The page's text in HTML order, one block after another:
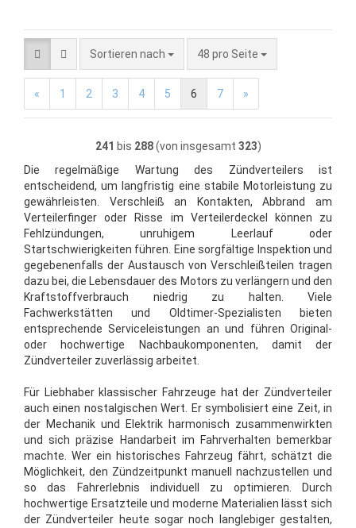
Sortieren nach
Sortieren nach 48 pro Seite
pro Seite
« 1 2 3 4 5 6 7 »
241 bis 288(von insgesamt 323)
Die regelmäßige Wartung des Zündverteilers ist
entscheidend, um langfristig eine stabile Motorleistung zu
gewährleisten. Verschleiß an Kontakten, Abbrand am
Verteilerfinger oder Risse im Verteilerdeckel können zu
Fehlzündungen, unruhigem Leerlauf oder
Startschwierigkeiten führen. Eine sorgfältige Inspektion und
gegebenenfalls der Austausch von Verschleißteilen tragen
dazu bei, die Lebensdauer des Motors zu verlängern und den
Kraftstoffverbrauch niedrig zu halten. Viele
Fachwerkstätten und Oldtimer-Spezialisten bieten
entsprechende Serviceleistungen an und führen Original-
oder hochwertige Nachbaukomponenten, damit der
Zündverteiler zuverlässig arbeitet.
Für Liebhaber klassischer Fahrzeuge hat der Zündverteiler
auch einen nostalgischen Wert. Er symbolisiert eine Zeit, in
der Mechanik und Elektrik harmonisch zusammenwirkten
und sich präzise Handarbeit im Fahrverhalten bemerkbar
machte. Wer ein historisches Fahrzeug fährt, schätzt die
Möglichkeit, den Zündzeitpunkt manuell nachzustellen und
so das Fahrerlebnis individuell zu optimieren. Durch
hochwertige Ersatzteile und moderne Materialien lässt sich
der Zündverteiler heute sogar noch langlebiger gestalten,